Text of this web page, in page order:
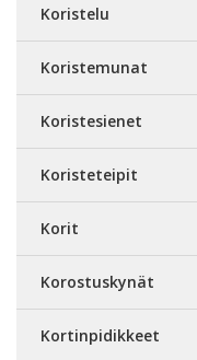
Koristelu
Koristemunat
Koristesienet
Koristeteipit
Korit
Korostuskynät
Kortinpidikkeet